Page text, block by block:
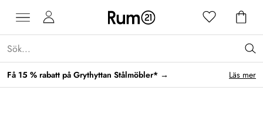
Få 15 % rabatt på Grythyttan Stålmöbler* → Läs mer